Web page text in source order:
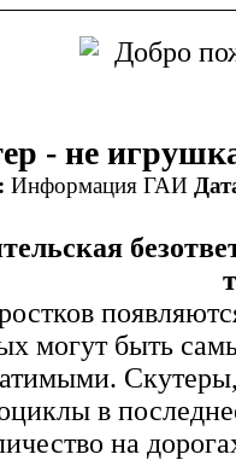
- не
Информация ГАИ
могут быть
в
на